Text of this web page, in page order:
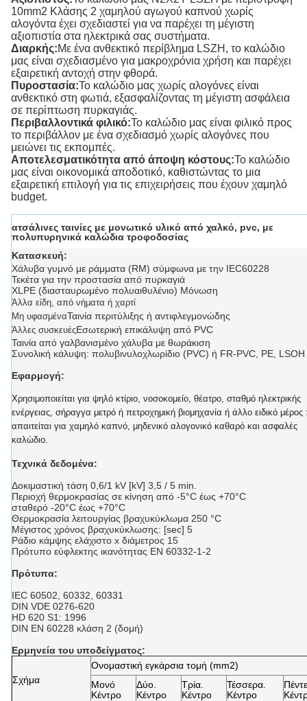
10mm2 Κλάσης 2 χαμηλού αγωγού καπνού χωρίς
αλογόντα έχει σχεδιαστεί για να παρέχει τη μέγιστη
αξιοπιστία στα ηλεκτρικά σας συστήματα.
Διαρκής:Με ένα ανθεκτικό περίβλημα LSZH, το καλώδιο
μας είναι σχεδιασμένο για μακροχρόνια χρήση και παρέχει
εξαιρετική αντοχή στην φθορά.
Πυροστασία:Το καλώδιο μας χωρίς αλογόνες είναι
ανθεκτικό στη φωτιά, εξασφαλίζοντας τη μέγιστη ασφάλεια
σε περίπτωση πυρκαγιάς.
Περιβαλλοντικά φιλικό:Το καλώδιο μας είναι φιλικό προς
το περιβάλλον με ένα σχεδιασμό χωρίς αλογόνες που
μειώνει τις εκπομπές.
Αποτελεσματικότητα από άποψη κόστους:Το καλώδιο
μας είναι οικονομικά αποδοτικό, καθιστώντας το μια
εξαιρετική επιλογή για τις επιχειρήσεις που έχουν χαμηλό
budget.
ατσάλινες ταινίες με μονωτικό υλικό από χαλκό, pvc, με
πολυπυρηνικά καλώδια τροφοδοσίας
Κατασκευή:
Χάλυβα γυμνό με ράμματα (RM) σύμφωνα με την IEC60228
Τεκέτα για την προστασία από πυρκαγιά
XLPE (διασταυρωμένο πολυαιθυλένιο) Μόνωση
Άλλα είδη, από νήματα ή χαρτί
Μη υφασμέναΤαινία περιτύλιξης ή αντιφλεγμονώδης
Άλλες συσκευέςΕσωτερική επικάλυψη από PVC
Ταινία από γαλβανισμένο χάλυβα με θωράκιση
Συνολική κάλυψη: πολυβινυλοχλωρίδιο (PVC) ή FR-PVC, PE, LSOH
Εφαρμογή:
Χρησιμοποιείται για ψηλό κτίριο, νοσοκομείο, θέατρο, σταθμό ηλεκτρικής
ενέργειας, σήραγγα μετρό ή πετροχημική βιομηχανία ή άλλο ειδικό
απαιτείται για χαμηλό καπνό, μηδενικό αλογονικό καθαρό και ασφαλές
καλώδιο.
Τεχνικά δεδομένα:
Δοκιμαστική τάση 0,6/1 kV [kV] 3,5 / 5 min.
Περιοχή θερμοκρασίας σε κίνηση από -5°C έως +70°C
σταθερό -20°C έως +70°C
Θερμοκρασία λειτουργίας βραχυκύκλωμα 250 °C
Μέγιστος χρόνος βραχυκύκλωσης: [sec] 5
Ράδιο κάμψης ελάχιστο x διάμετρος 15
Πρότυπο εύφλεκτης ικανότητας EN 60332-1-2
Πρότυπα:
IEC 60502, 60332, 60331
DIN VDE 0276-620
HD 620 S1: 1996
DIN EN 60228 κλάση 2 (δομή)
Ερμηνεία του υποδείγματος:
Σχήμα
Ονομαστική εγκάρσια τομή (mm2)
Μονό
Κέντρο
Δύο.
Κέντρο
Τρία.
Κέντρο
Τέσσερα.
Κέντρο